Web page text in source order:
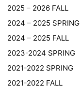
2025 – 2026 FALL
2024 – 2025 SPRING
2024 – 2025 FALL
2023-2024 SPRING
2021-2022 SPRING
2021-2022 FALL